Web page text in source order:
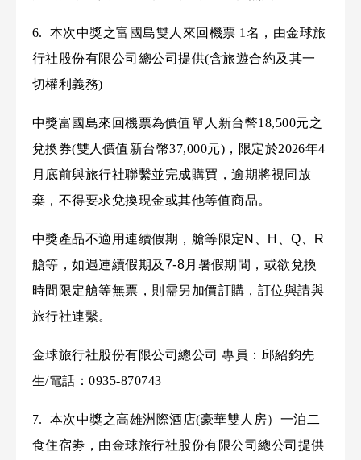
6. 本次中獎之富國島雙人來回機票 1名，由金球旅
行社股份有限公司總公司提供(含旅遊合約及其一
切權利義務)
中獎富國島來回機票為價值單人新台幣18,500元之
兌換券(雙人價值新台幣37,000元)，限定於2026年4
月底前與旅行社聯繫並完成購買，逾期將視同放
棄，不得要求兌換現金或其他等值商品。
中獎產品不適用連續假期，艙等限定N、H、Q、R
艙等，如遇連續假期及7-8月暑假期間，或欲兌換
時間限定艙等無票，則需另加價訂購，訂位與請與
旅行社連繫。
金球旅行社股份有限公司總公司 專員：邱紹鈞先
生/電話：0935-870743
7. 本次中獎之高雄洲際酒店(豪華雙人房）一泊二
食住宿劵，由金球旅行社股份有限公司總公司提供